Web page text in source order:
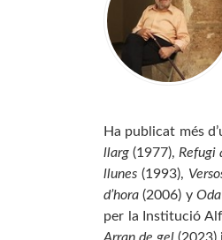
Ha publicat més
llarg(1977), Refugi
llunes(1993),
d’hora(2006) y
per la Institució